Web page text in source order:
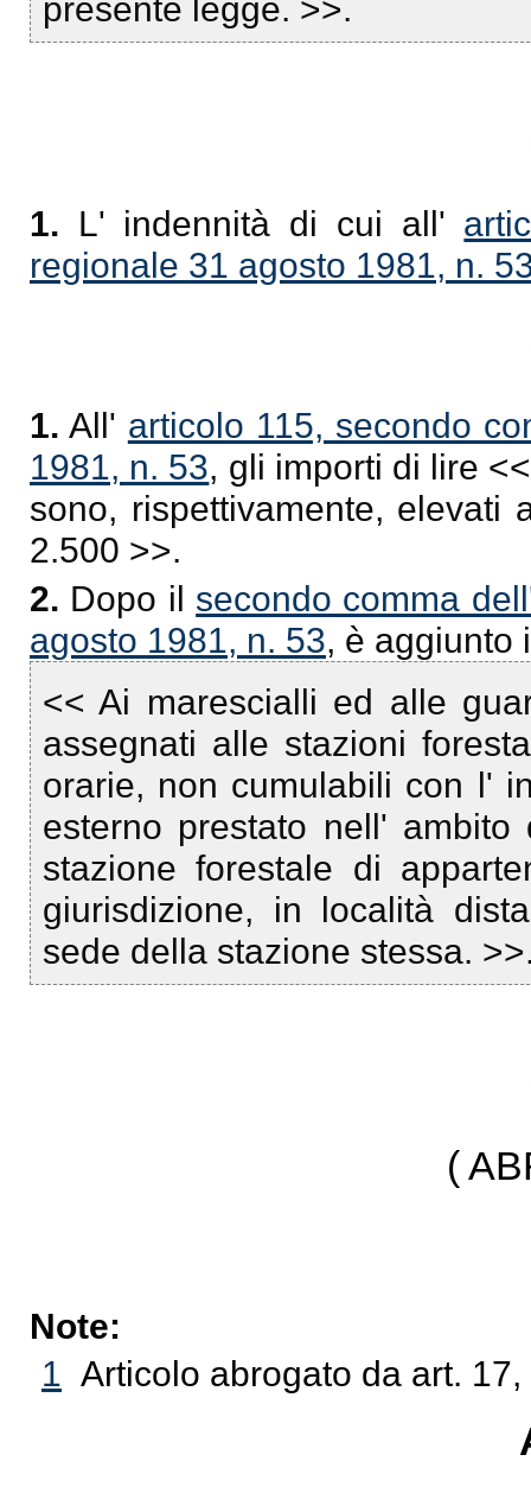
presente legge. >>.
1. L' indennità di cui all'
regionale 31 agosto 1981, n.
1. All' articolo 115, secondo
1981, n. 53, gli importi di lire
sono, rispettivamente,
2.500 >>.
2. Dopo il secondo comma
agosto 1981, n. 53, è aggiunto
<< Ai marescialli ed alle
assegnati alle stazioni
orarie, non cumulabili con l'
esterno prestato nell'
stazione forestale di
giurisdizione, in località
sede della stazione stessa.
(
Note:
1 Articolo abrogato da art.